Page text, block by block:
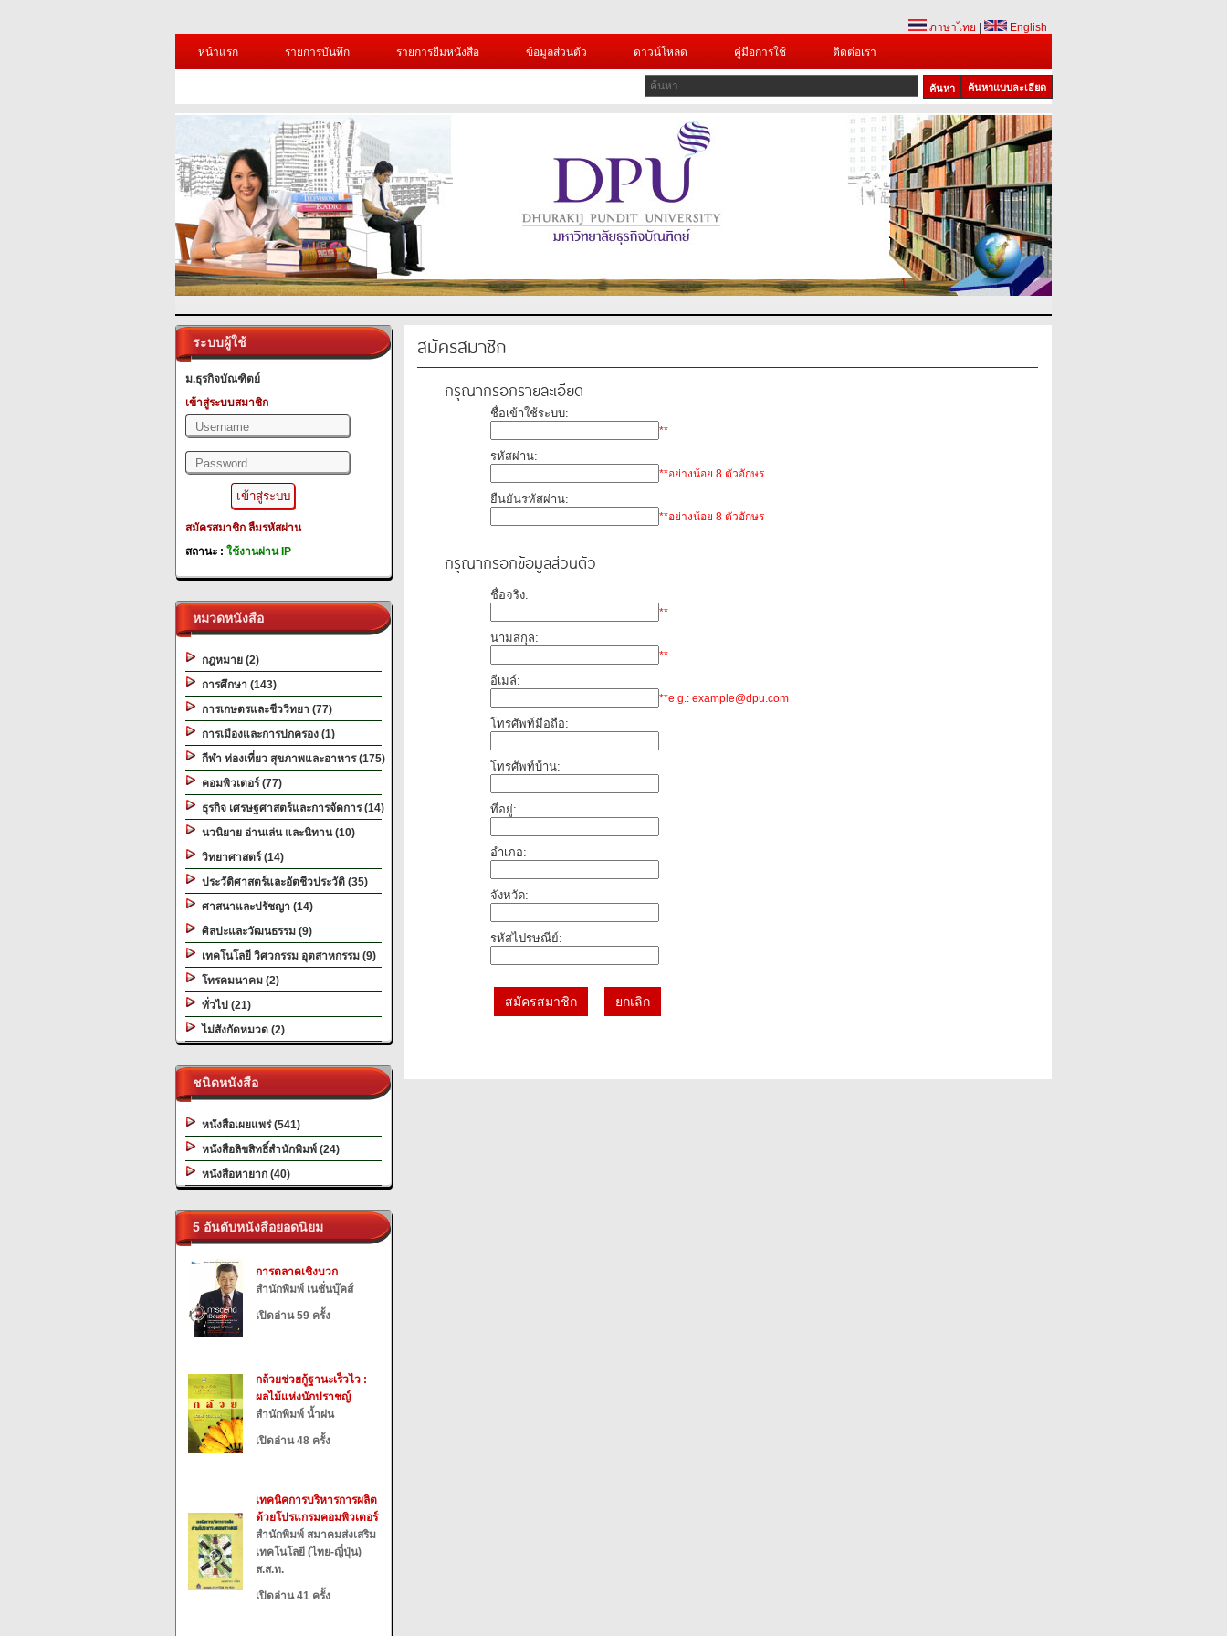
ภาษาไทย
English
หน้าแรก
รายการบันทึก รายการยืมหนังสือ ข้อมูลส่วนตัว ดาวน์โหลด คู่มือการใช้ ติดต่อเรา
ค้นหาแบบละเอียด
1
ระบบผู้ใช้
ม.ธุรกิจบัณฑิตย์
เข้าสู่ระบบสมาชิก
สมัครสมาชิก ลืมรหัสผ่าน
สถานะ : ใช้งานผ่าน IP
หมวดหนังสือ
กฎหมาย (2)
การศึกษา (143)
การเกษตรและชีววิทยา (77)
การเมืองและการปกครอง (1)
กีฬา ท่องเที่ยว สุขภาพและอาหาร (175)
คอมพิวเตอร์ (77)
ธุรกิจ เศรษฐศาสตร์และการจัดการ (14)
นวนิยาย อ่านเล่น และนิทาน (10)
วิทยาศาสตร์ (14)
ประวัติศาสตร์และอัตชีวประวัติ (35)
ศาสนาและปรัชญา (14)
ศิลปะและวัฒนธรรม (9)
เทคโนโลยี วิศวกรรม อุตสาหกรรม (9)
โทรคมนาคม (2)
ทั่วไป (21)
ไม่สังกัดหมวด (2)
ชนิดหนังสือ
หนังสือเผยแพร่ (541)
หนังสือลิขสิทธิ์สำนักพิมพ์ (24)
หนังสือหายาก (40)
5 อันดับหนังสือยอดนิยม
การตลาดเชิงบวก
สำนักพิมพ์ เนชั่นบุ๊คส์
เปิดอ่าน 59 ครั้ง
กล้วยช่วยกู้ฐานะเร็วไว :
ผลไม้แห่งนักปราชญ์
สำนักพิมพ์ น้ำฝน
เปิดอ่าน 48 ครั้ง
เทคนิคการบริหารการผลิต
ด้วยโปรแกรมคอมพิวเตอร์
สำนักพิมพ์ สมาคมส่งเสริม
เทคโนโลยี (ไทย-ญี่ปุ่น)
ส.ส.ท.
เปิดอ่าน 41 ครั้ง
สมัครสมาชิก
กรุณากรอกรายละเอียด
ชื่อเข้าใช้ระบบ:
**
รหัสผ่าน:
**อย่างน้อย 8 ตัวอักษร
ยืนยันรหัสผ่าน:
**อย่างน้อย 8 ตัวอักษร
กรุณากรอกข้อมูลส่วนตัว
ชื่อจริง:
**
นามสกุล:
**
อีเมล์:
**e.g.: example@dpu.com
โทรศัพท์มือถือ:
โทรศัพท์บ้าน:
ที่อยู่:
อำเภอ:
จังหวัด:
รหัสไปรษณีย์: